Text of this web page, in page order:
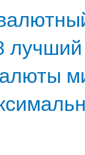
лучший